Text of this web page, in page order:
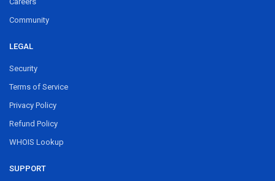
Community
LEGAL
Security
Terms of Service
Privacy Policy
Refund Policy
WHOIS Lookup
SUPPORT